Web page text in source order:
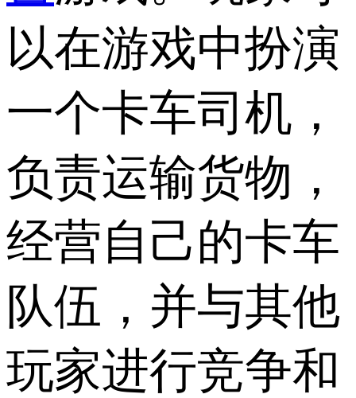
以在游戏中扮演
一个卡车司机，
负责运输货物，
经营自己的卡车
队伍，并与其他
玩家进行竞争和